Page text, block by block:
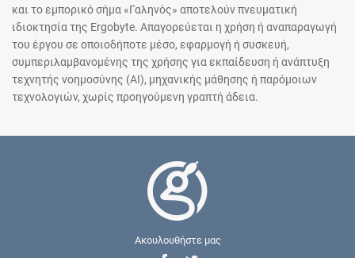
και το εμπορικό σήμα «Γαληνός» αποτελούν πνευματική
ιδιοκτησία της Ergobyte. Απαγορεύεται η χρήση ή αναπαραγωγή
του έργου σε οποιοδήποτε μέσο, εφαρμογή ή συσκευή,
συμπεριλαμβανομένης της χρήσης για εκπαίδευση ή ανάπτυξη
τεχνητής νοημοσύνης (AI), μηχανικής μάθησης ή παρόμοιων
τεχνολογιών, χωρίς προηγούμενη γραπτή άδεια.
Ακουλουθήστε μας